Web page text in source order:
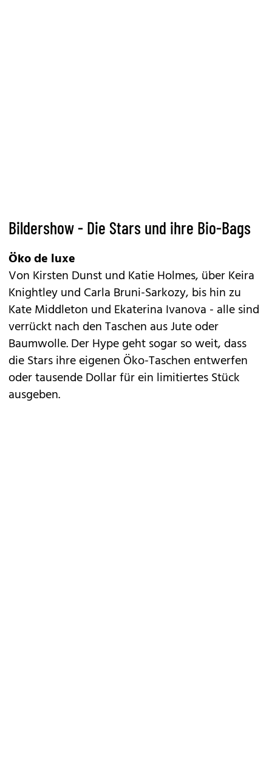
Bildershow - Die Stars und ihre Bio-Bags
Öko de luxe
Von Kirsten Dunst und Katie Holmes, über Keira
Knightley und Carla Bruni-Sarkozy, bis hin zu
Kate Middleton und Ekaterina Ivanova - alle sind
verrückt nach den Taschen aus Jute oder
Baumwolle. Der Hype geht sogar so weit, dass
die Stars ihre eigenen Öko-Taschen entwerfen
oder tausende Dollar für ein limitiertes Stück
ausgeben.